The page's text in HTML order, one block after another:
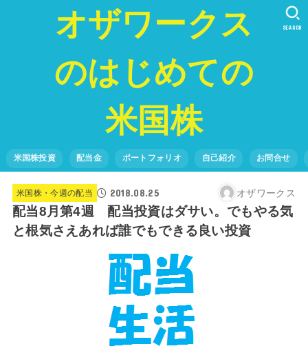
オザワークス
のはじめての
米国株
米国株投資 配当金 ポートフォリオ 自己紹介 お問合せ
SEARCH
米国株・今週の配当 2018.08.25 オザワークス
配当8月第4週 配当投資はダサい。でもやる気
と根気さえあれば誰でもできる良い投資